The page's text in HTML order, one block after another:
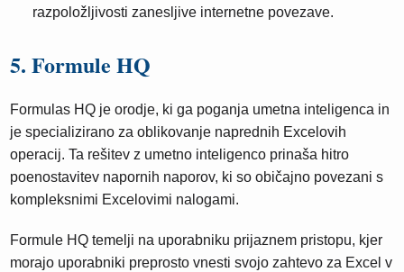
razpoložljivosti zanesljive internetne povezave.
5. Formule HQ
Formulas HQ je orodje, ki ga poganja umetna inteligenca in
je specializirano za oblikovanje naprednih Excelovih
operacij. Ta rešitev z umetno inteligenco prinaša hitro
poenostavitev napornih naporov, ki so običajno povezani s
kompleksnimi Excelovimi nalogami.
Formule HQ temelji na uporabniku prijaznem pristopu, kjer
morajo uporabniki preprosto vnesti svojo zahtevo za Excel v